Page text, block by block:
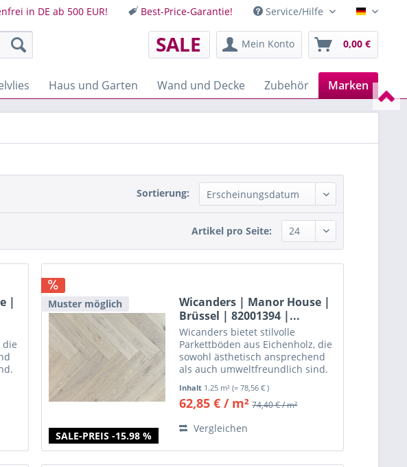
in DE ab 500 EUR! Best-Price-Garantie! Service/Hilfe Deutsch
SALE Mein Konto 0,00 €
Haus und Garten Wand und Decke Zubehör Marken
Sortierung:
Artikel pro Seite:
|
die
Muster möglich
SALE-PREIS -15.98 %
Wicanders | Manor House |
Brüssel | 82001394 |...
Wicanders bietet stilvolle
Parkettböden aus Eichenholz, die
sowohl ästhetisch ansprechend
als auch umweltfreundlich sind.
Manor House, Victoria und
Essential kombinieren modernes
Inhalt 1.25 m²(= 78,56 € )
62,85 € / m² 74,40 € / m²
Vergleichen